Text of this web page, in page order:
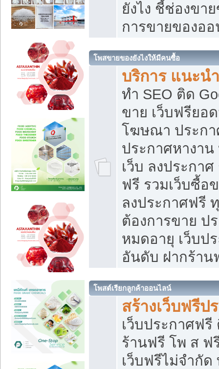
ยังไง ชี้ช่องขา
การขายของอ
โพสขายของยังไงให้มีคนซื้อ
บริการ แนะน
ทำ SEO ติด
ขาย เว็บฟรียอ
โฆษณา ประกา
ประกาศหางา
เว็บ ลงประกา
ฟรี รวมเว็บซื้อ
ลงประกาศฟรี
ต้องการขาย ป
หมดอายุ เว็บป
อันดับ ฝากร้าน
โพสต์เรียกลูกค้าออนไลน์
สร้างเว็บฟรีป
เว็บประกาศฟ
ร้านฟรี โพ ส ฟ
เว็บฟรีไม่จำกัด